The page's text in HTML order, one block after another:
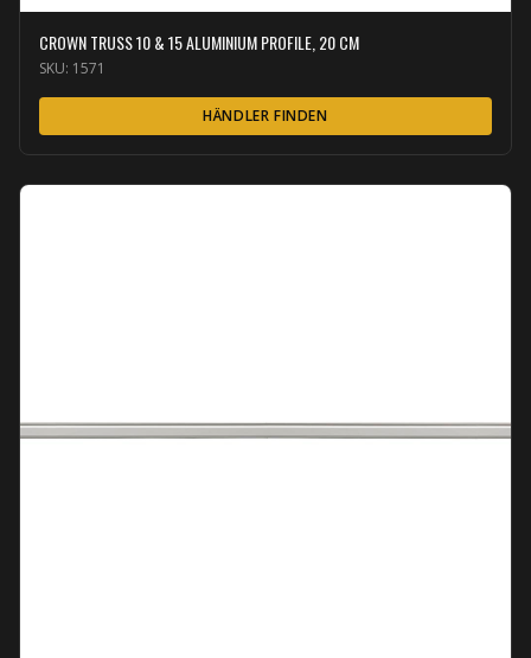
CROWN TRUSS 10 & 15 ALUMINIUM PROFILE, 20 CM
SKU: 1571
HÄNDLER FINDEN